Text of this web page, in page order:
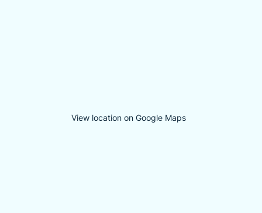
View location on Google Maps